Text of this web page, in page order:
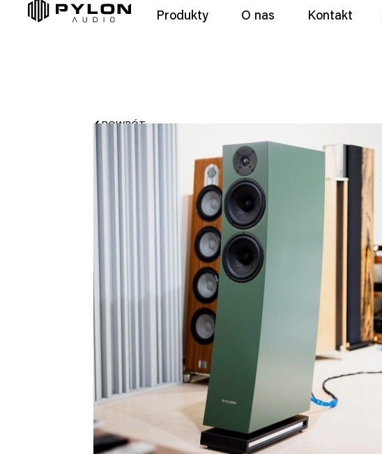
Produkty O nas Kontakt
POWRÓT